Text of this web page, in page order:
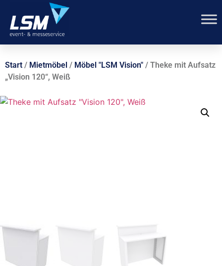
Start / Mietmöbel / Möbel "LSM Vision" / Theke mit Aufsatz
„Vision 120“, Weiß